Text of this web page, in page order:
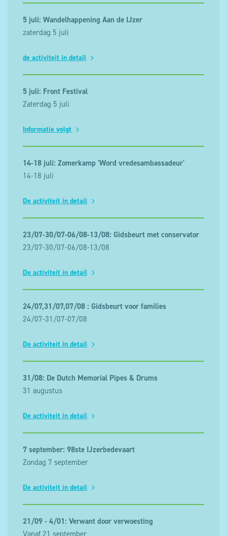
5 juli: Wandelhappening Aan de IJzer
zaterdag 5 juli
de activiteit in detail
5 juli: Front Festival
Zaterdag 5 juli
Informatie volgt
14-18 juli: Zomerkamp 'Word vredesambassadeur'
14-18 juli
De activiteit in detail
23/07-30/07-06/08-13/08: Gidsbeurt met conservator
23/07-30/07-06/08-13/08
De activiteit in detail
24/07,31/07,07/08 : Gidsbeurt voor families
24/07-31/07-07/08
De activiteit in detail
31/08: De Dutch Memorial Pipes & Drums
31 augustus
De activiteit in detail
7 september: 98ste IJzerbedevaart
Zondag 7 september
De activiteit in detail
21/09 - 4/01: Verwant door verwoesting
Vanaf 21 september